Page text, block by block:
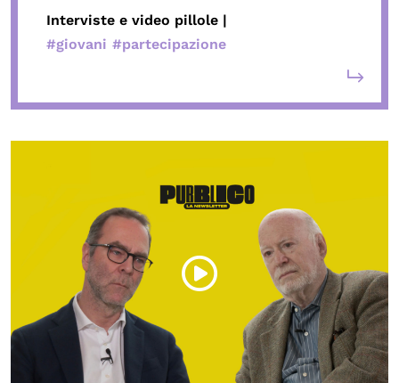
Interviste e video pillole |
#giovani #partecipazione